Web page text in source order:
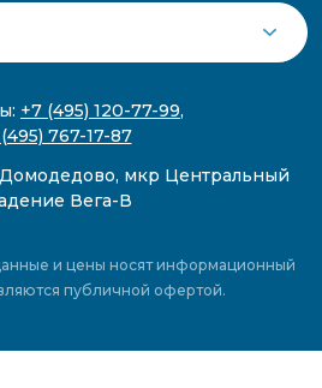
+7 (495) 120-77-99,
767-17-87
Домодедово, мкр Центральный
Вега-В
и цены носят информационный
публичной офертой.